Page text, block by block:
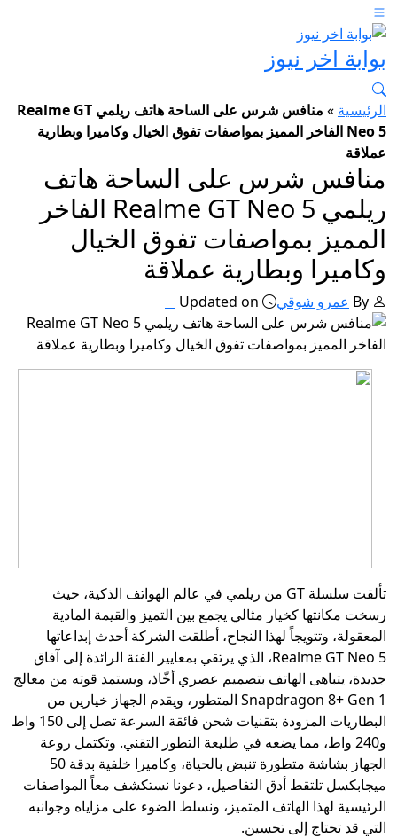
بوابة اخر نيوز
الرئيسية »
منافس شرس على الساحة هاتف ريلمي Realme GT
Neo 5 الفاخر المميز بمواصفات تفوق الخيال وكاميرا وبطارية
عملاقة
منافس شرس على الساحة هاتف
ريلمي Realme GT Neo 5 الفاخر
المميز بمواصفات تفوق الخيال
وكاميرا وبطارية عملاقة
By عمرو شوقي Updated on
تألقت سلسلة GT من ريلمي في عالم الهواتف الذكية، حيث
رسخت مكانتها كخيار مثالي يجمع بين التميز والقيمة المادية
المعقولة، وتتويجاً لهذا النجاح، أطلقت الشركة أحدث إبداعاتها
Realme GT Neo 5، الذي يرتقي بمعايير الفئة الرائدة إلى آفاق
جديدة، يتباهى الهاتف بتصميم عصري أخّاذ، ويستمد قوته من معالج
Snapdragon 8+ Gen 1 المتطور، ويقدم الجهاز خيارين من
البطاريات المزودة بتقنيات شحن فائقة السرعة تصل إلى 150 واط
و240 واط، مما يضعه في طليعة التطور التقني. وتكتمل روعة
الجهاز بشاشة متطورة تنبض بالحياة، وكاميرا خلفية بدقة 50
ميجابكسل تلتقط أدق التفاصيل، دعونا نستكشف معاً المواصفات
الرئيسية لهذا الهاتف المتميز، ونسلط الضوء على مزاياه وجوانبه
التي قد تحتاج إلى تحسين.